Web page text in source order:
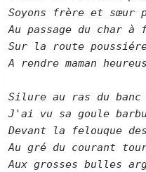
Soyons frère et
Au passage du
Sur la route
A rendre maman
Silure au ras du
J'ai vu sa goule
Devant la felouque
Au gré du courant
Aux grosses